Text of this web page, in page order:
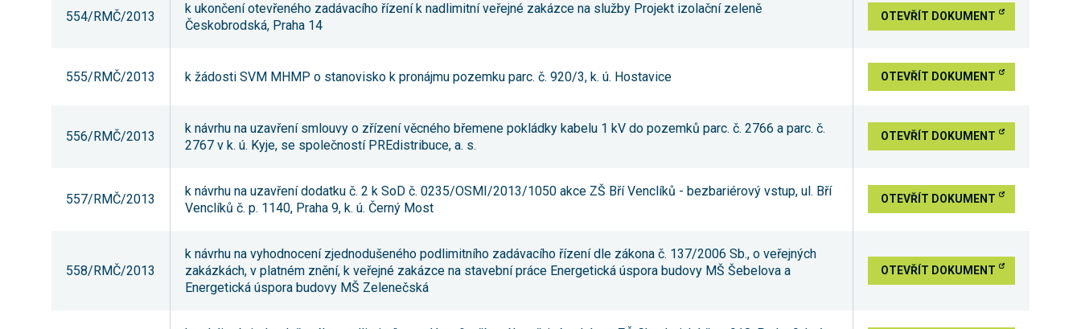
554/RMČ/2013
k ukončení otevřeného zadávacího řízení k nadlimitní veřejné zakázce na služby Projekt izolační zeleně
Českobrodská, Praha 14
OTEVŘÍT DOKUMENT
555/RMČ/2013 k žádosti SVM MHMP o stanovisko k pronájmu pozemku parc. č. 920/3, k. ú. Hostavice OTEVŘÍT DOKUMENT
556/RMČ/2013
k návrhu na uzavření smlouvy o zřízení věcného břemene pokládky kabelu 1 kV do pozemků parc. č. 2766 a parc. č.
2767 v k. ú. Kyje, se společností PREdistribuce, a. s.
OTEVŘÍT DOKUMENT
557/RMČ/2013
k návrhu na uzavření dodatku č. 2 k SoD č. 0235/OSMI/2013/1050 akce ZŠ Bří Venclíků - bezbariérový vstup, ul. Bří
Venclíků č. p. 1140, Praha 9, k. ú. Černý Most
OTEVŘÍT DOKUMENT
558/RMČ/2013
k návrhu na vyhodnocení zjednodušeného podlimitního zadávacího řízení dle zákona č. 137/2006 Sb., o veřejných
zakázkách, v platném znění, k veřejné zakázce na stavební práce Energetická úspora budovy MŠ Šebelova a
Energetická úspora budovy MŠ Zelenečská
OTEVŘÍT DOKUMENT